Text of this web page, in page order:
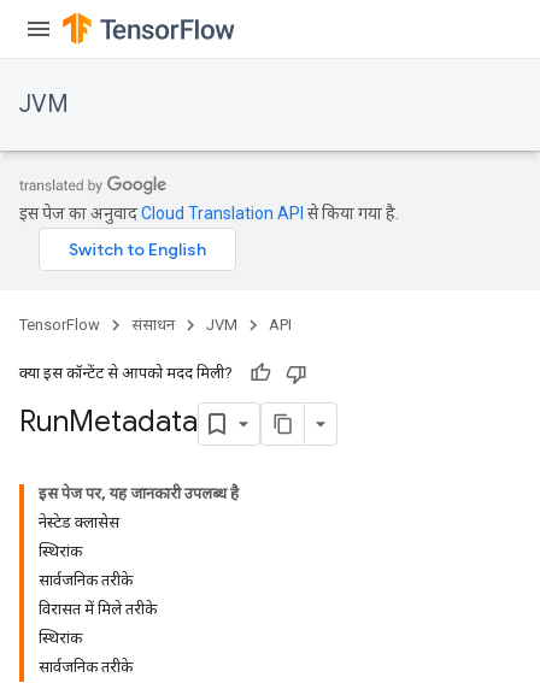
JVM
इस पेज का अनुवादCloud Translation API से किया गया है.
TensorFlow संसाधन JVM API
क्या इस कॉन्टेंट से आपको मदद मिली?
RunMetadata
इस पेज पर, यह जानकारी उपलब्ध है
नेस्टेड क्लासेस
स्थिरांक
सार्वजनिक तरीके
विरासत में मिले तरीके
स्थिरांक
सार्वजनिक तरीके